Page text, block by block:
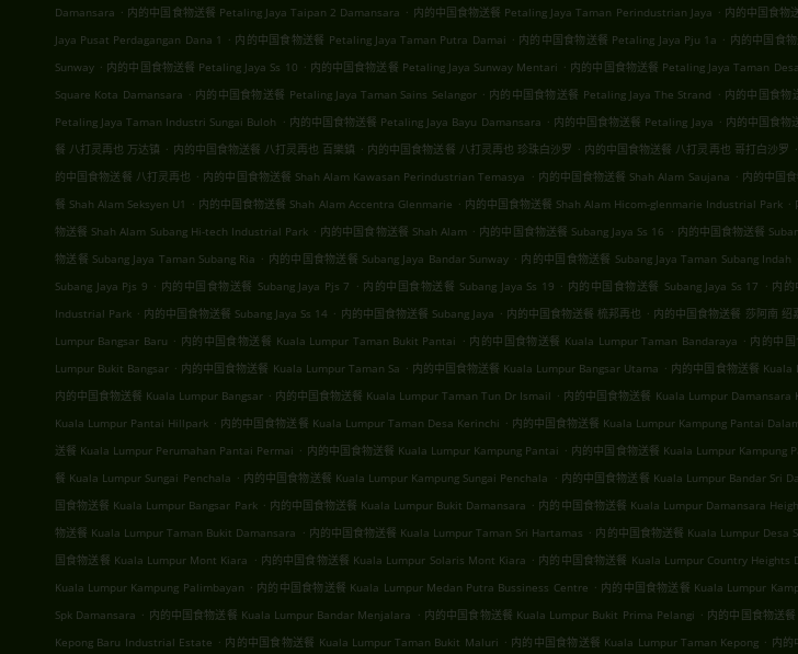
Damansara . 内的中国食物送餐 Petaling Jaya Taipan 2 Damansara . 内的中国食物送餐 Petaling Jaya Taman Perindustrian Jaya . 内的中国食物
Jaya Pusat Perdagangan Dana 1
. 内的中国食物送餐 Petaling Jaya Taman Putra Damai . 内的中国食物送餐 Petaling Jaya Pju 1a . 内的中国食
Sunway . 内的中国食物送餐 Petaling Jaya Ss 10 . 内的中国食物送餐 Petaling Jaya Sunway Mentari . 内的中国食物送餐 Petaling Jaya Taman
Square Kota Damansara . 内的中国食物送餐 Petaling Jaya Taman Sains Selangor . 内的中国食物送餐 Petaling Jaya The Strand . 内的中国食物
Petaling Jaya Taman Industri Sungai Buloh . 内的中国食物送餐 Petaling Jaya Bayu Damansara . 内的中国食物送餐 Petaling Jaya . 内的中国食物
餐 八打灵再也 万达镇 . 内的中国食物送餐 八打灵再也 百樂鎮 . 内的中国食物送餐 八打灵再也 珍珠白沙罗 . 内的中国食物送餐 八打灵再也 哥打白沙罗 .
的中国食物送餐 八打灵再也 . 内的中国食物送餐 Shah Alam Kawasan Perindustrian Temasya . 内的中国食物送餐 Shah Alam Saujana . 内的中国
餐 Shah Alam Seksyen U1
. 内的中国食物送餐 Shah Alam Accentra Glenmarie . 内的中国食物送餐 Shah Alam Hicom-glenmarie Industrial Park .
物送餐 Shah Alam Subang Hi-tech Industrial Park . 内的中国食物送餐 Shah Alam . 内的中国食物送餐 Subang Jaya Ss 16 . 内的中国食物送餐
物送餐 Subang Jaya Taman Subang Ria . 内的中国食物送餐 Subang Jaya Bandar Sunway . 内的中国食物送餐 Subang Jaya Taman Subang Indah
Subang Jaya Pjs 9 . 内的中国食物送餐 Subang Jaya Pjs 7 . 内的中国食物送餐 Subang Jaya Ss 19 . 内的中国食物送餐 Subang Jaya Ss 17 . 内的
Industrial Park . 内的中国食物送餐 Subang Jaya Ss 14 . 内的中国食物送餐 Subang Jaya . 内的中国食物送餐 梳邦再也 . 内的中国食物送餐 莎阿南 绍
Lumpur Bangsar Baru . 内的中国食物送餐 Kuala Lumpur Taman Bukit Pantai . 内的中国食物送餐 Kuala Lumpur Taman Bandaraya . 内的中
Lumpur Bukit Bangsar . 内的中国食物送餐 Kuala Lumpur Taman Sa . 内的中国食物送餐 Kuala Lumpur Bangsar Utama . 内的中国食物送餐
内的中国食物送餐 Kuala Lumpur Bangsar . 内的中国食物送餐 Kuala Lumpur Taman Tun Dr Ismail . 内的中国食物送餐 Kuala Lumpur Damansara
Kuala Lumpur Pantai Hillpark . 内的中国食物送餐 Kuala Lumpur Taman Desa Kerinchi . 内的中国食物送餐 Kuala Lumpur Kampung Pantai
送餐 Kuala Lumpur Perumahan Pantai Permai . 内的中国食物送餐 Kuala Lumpur Kampung Pantai . 内的中国食物送餐 Kuala Lumpur Kampung
餐 Kuala Lumpur Sungai Penchala . 内的中国食物送餐 Kuala Lumpur Kampung Sungai Penchala . 内的中国食物送餐 Kuala Lumpur Bandar Sri
国食物送餐 Kuala Lumpur Bangsar Park . 内的中国食物送餐 Kuala Lumpur Bukit Damansara . 内的中国食物送餐 Kuala Lumpur Damansara
物送餐 Kuala Lumpur Taman Bukit Damansara . 内的中国食物送餐 Kuala Lumpur Taman Sri Hartamas . 内的中国食物送餐 Kuala Lumpur Desa
国食物送餐 Kuala Lumpur Mont Kiara . 内的中国食物送餐 Kuala Lumpur Solaris Mont Kiara . 内的中国食物送餐 Kuala Lumpur Country Heights
Kuala Lumpur Kampung Palimbayan . 内的中国食物送餐 Kuala Lumpur Medan Putra Bussiness Centre . 内的中国食物送餐 Kuala Lumpur
Spk Damansara . 内的中国食物送餐 Kuala Lumpur Bandar Menjalara . 内的中国食物送餐 Kuala Lumpur Bukit Prima Pelangi . 内的中国食物送
Kepong Baru Industrial Estate . 内的中国食物送餐 Kuala Lumpur Taman Bukit Maluri . 内的中国食物送餐 Kuala Lumpur Taman Kepong . 内的